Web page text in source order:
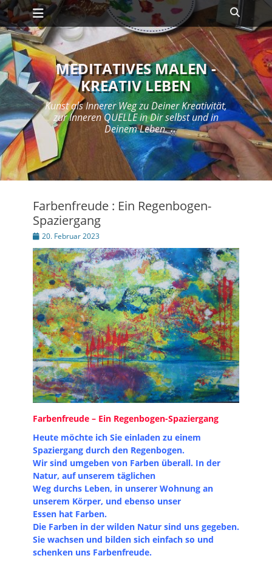
Zum
Inhalt
springen
Primäres Menü
MEDITATIVES MALEN -
KREATIV LEBEN
Kunst als Innerer Weg zu Deiner Kreativität,
zur Inneren QUELLE in Dir selbst und in
Deinem Leben.
Farbenfreude : Ein Regenbogen-
Spaziergang
Posted
on
20. Februar 2023
Farbenfreude – Ein Regenbogen-Spaziergang
Heute möchte ich Sie einladen zu einem
Spaziergang durch den Regenbogen.
Wir sind umgeben von Farben überall. In der
Natur, auf unserem täglichen
Weg durchs Leben, in unserer Wohnung an
unserem Körper, und ebenso unser
Essen hat Farben.
Die Farben in der wilden Natur sind uns gegeben.
Sie wachsen und bilden sich einfach so und
schenken uns Farbenfreude.